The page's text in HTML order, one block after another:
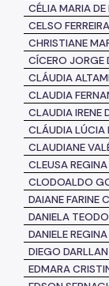
CÉLIA MARIA
CELSO FERREIRA
CHRISTIANE
CÍCERO JORGE
CLÁUDIA
CLAUDIA
CLAUDIA IRENE
CLÁUDIA LÚCIA
CLAUDIANE
CLEUSA
CLODOALDO
DAIANE FARINE
DANIELA
DANIELE
DIEGO
EDMARA